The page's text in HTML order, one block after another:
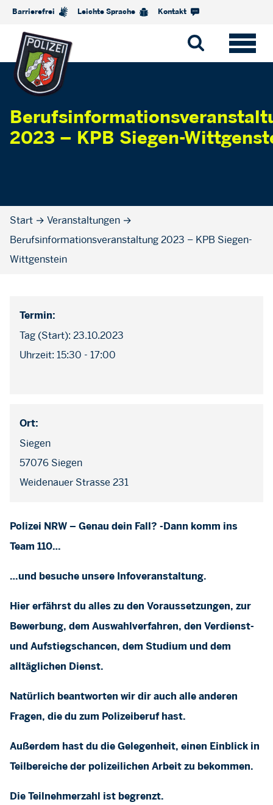
Barrierefrei Leichte Sprache Kontakt
2023 – KPB Siegen-
Start → Veranstaltungen →
Berufsinformationsveranstaltung 2023 – KPB Siegen-
Wittgenstein
Termin:
Tag (Start): 23.10.2023
Uhrzeit: 15:30 - 17:00
Ort:
Siegen
57076 Siegen
Weidenauer Strasse 231
Polizei NRW – Genau dein Fall? -Dann komm ins
Team 110…
…und besuche unsere Infoveranstaltung.
Hier erfährst du alles zu den Voraussetzungen, zur
Bewerbung, dem Auswahlverfahren, den Verdienst-
und Aufstiegschancen, dem Studium und dem
alltäglichen Dienst.
Natürlich beantworten wir dir auch alle anderen
Fragen, die du zum Polizeiberuf hast.
Außerdem hast du die Gelegenheit, einen Einblick in
Teilbereiche der polizeilichen Arbeit zu bekommen.
Die Teilnehmerzahl ist begrenzt.